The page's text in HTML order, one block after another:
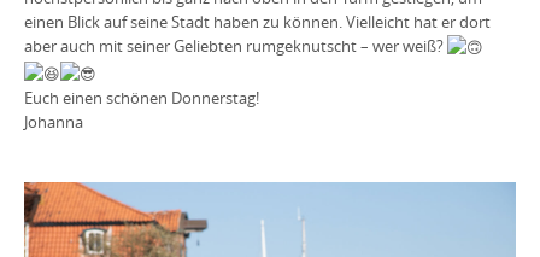
einen Blick auf seine Stadt haben zu können. Vielleicht hat er dort
aber auch mit seiner Geliebten rumgeknutscht – wer weiß?
Euch einen schönen Donnerstag!
Johanna